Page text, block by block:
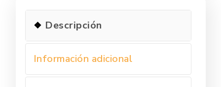
Descripción
Información adicional